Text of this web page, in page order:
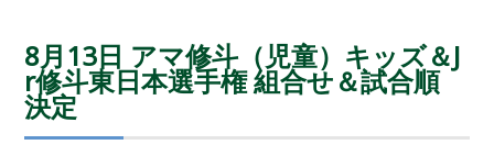
8月13日 アマ修斗（児童）キッズ＆J
r修斗東日本選手権 組合せ＆試合順
決定